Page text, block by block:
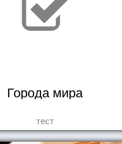
Города мира
тест